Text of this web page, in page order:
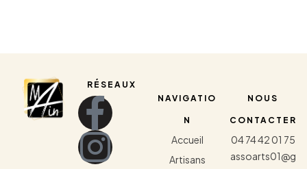
RÉSEAUX
NAVIGATIO
N
Accueil
Artisans
NOUS
CONTACTER
04 74 42 01 75
assoarts01@g